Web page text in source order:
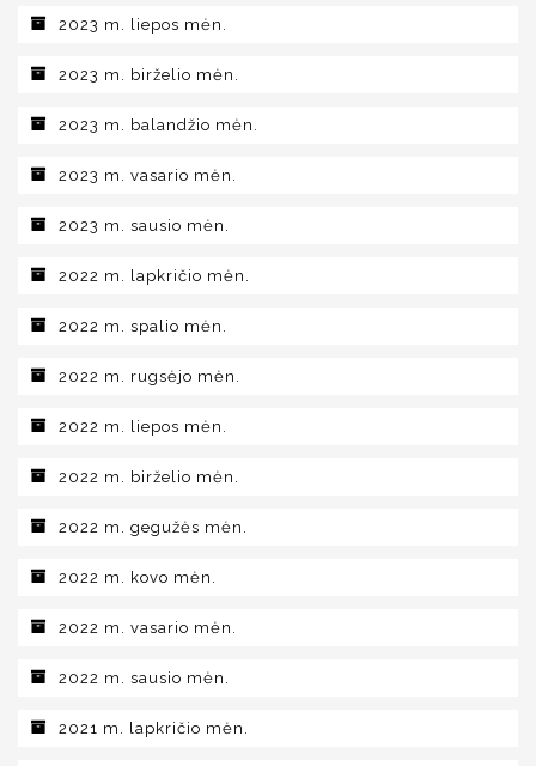
2023 m. liepos mėn.
2023 m. birželio mėn.
2023 m. balandžio mėn.
2023 m. vasario mėn.
2023 m. sausio mėn.
2022 m. lapkričio mėn.
2022 m. spalio mėn.
2022 m. rugsėjo mėn.
2022 m. liepos mėn.
2022 m. birželio mėn.
2022 m. gegužės mėn.
2022 m. kovo mėn.
2022 m. vasario mėn.
2022 m. sausio mėn.
2021 m. lapkričio mėn.